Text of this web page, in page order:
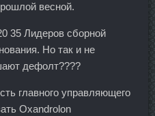
весной.
35 Лидеров сборной
Но так и не
дефолт????
главного управляющего
Oxandrolon